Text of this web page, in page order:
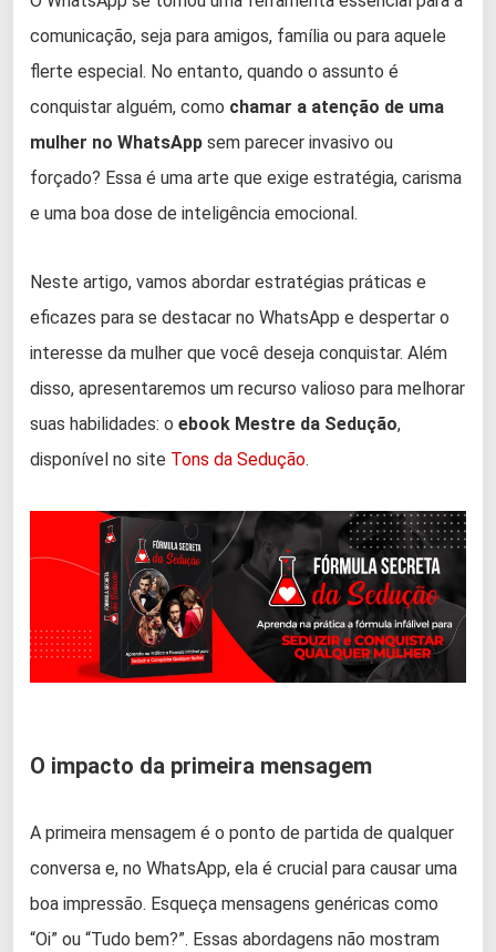
comunicação, seja para amigos, família ou para aquele
flerte especial. No entanto, quando o assunto é
conquistar alguém, como chamar a atenção de uma
mulher no WhatsApp sem parecer invasivo ou
forçado? Essa é uma arte que exige estratégia, carisma
e uma boa dose de inteligência emocional.
Neste artigo, vamos abordar estratégias práticas e
eficazes para se destacar no WhatsApp e despertar o
interesse da mulher que você deseja conquistar. Além
disso, apresentaremos um recurso valioso para melhorar
suas habilidades: o ebook Mestre da Sedução,
disponível no site Tons da Sedução.
O impacto da primeira mensagem
A primeira mensagem é o ponto de partida de qualquer
conversa e, no WhatsApp, ela é crucial para causar uma
boa impressão. Esqueça mensagens genéricas como
“Oi” ou “Tudo bem?”. Essas abordagens não mostram